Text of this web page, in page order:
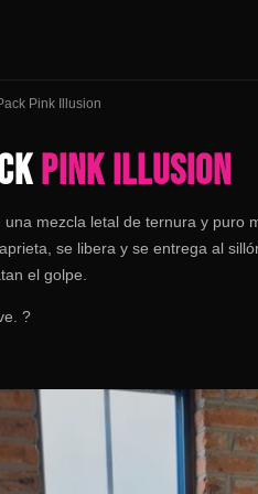
Pink Illusion
PINK ILLUSION
mezcla letal de ternura y puro
se libera y se entrega al
el golpe.
?